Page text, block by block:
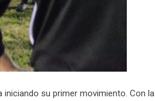
su primer movimiento. Con la